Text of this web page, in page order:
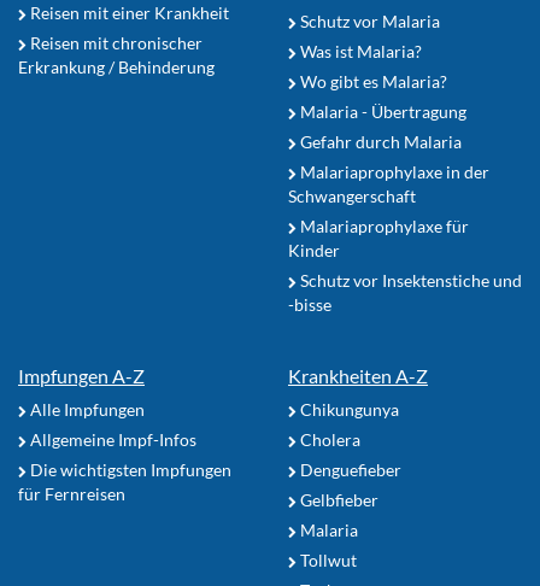
Reisen mit einer Krankheit
Reisen mit chronischer
Erkrankung / Behinderung
Schutz vor Malaria
Was ist Malaria?
Wo gibt es Malaria?
Malaria - Übertragung
Gefahr durch Malaria
Malariaprophylaxe in der
Schwangerschaft
Malariaprophylaxe für
Kinder
Schutz vor Insektenstiche und
-bisse
Impfungen A-Z
Alle Impfungen
Allgemeine Impf-Infos
Die wichtigsten Impfungen
für Fernreisen
Krankheiten A-Z
Chikungunya
Cholera
Denguefieber
Gelbfieber
Malaria
Tollwut